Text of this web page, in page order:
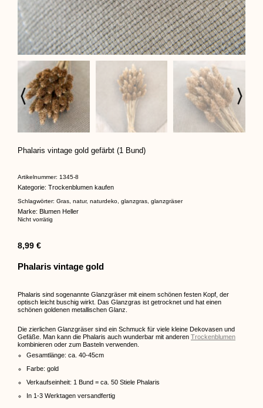
Phalaris vintage gold gefärbt (1 Bund)
Artikelnummer: 1345-8
Kategorie: Trockenblumen kaufen
Schlagwörter: Gras, natur, naturdeko, glanzgras, glanzgräser
Marke: Blumen Heller
Nicht vorrätig
8,99 €
Phalaris vintage gold
Phalaris sind sogenannte Glanzgräser mit einem schönen festen Kopf, der
optisch leicht buschig wirkt. Das Glanzgras ist getrocknet und hat einen
schönen goldenen metallischen Glanz.
Die zierlichen Glanzgräser sind ein Schmuck für viele kleine Dekovasen und
Gefäße. Man kann die Phalaris auch wunderbar mit anderen Trockenblumen
kombinieren oder zum Basteln verwenden.
Gesamtlänge: ca. 40-45cm
Farbe: gold
Verkaufseinheit: 1 Bund = ca. 50 Stiele Phalaris
In 1-3 Werktagen versandfertig